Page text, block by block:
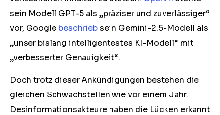
sein Modell GPT-5 als „präziser und zuverlässiger“
vor, Google beschriebsein Gemini-2.5-Modell als
„unser bislang intelligentestes KI-Modell“ mit
„verbesserter Genauigkeit“.
Doch trotz dieser Ankündigungen bestehen die
gleichen Schwachstellen wie vor einem Jahr.
Desinformationsakteure haben die Lücken erkannt